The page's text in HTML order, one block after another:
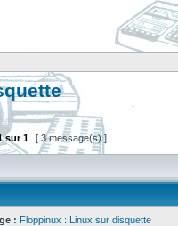
sur1 [ 3 message(s) ]
: Floppinux : Linux sur disquette